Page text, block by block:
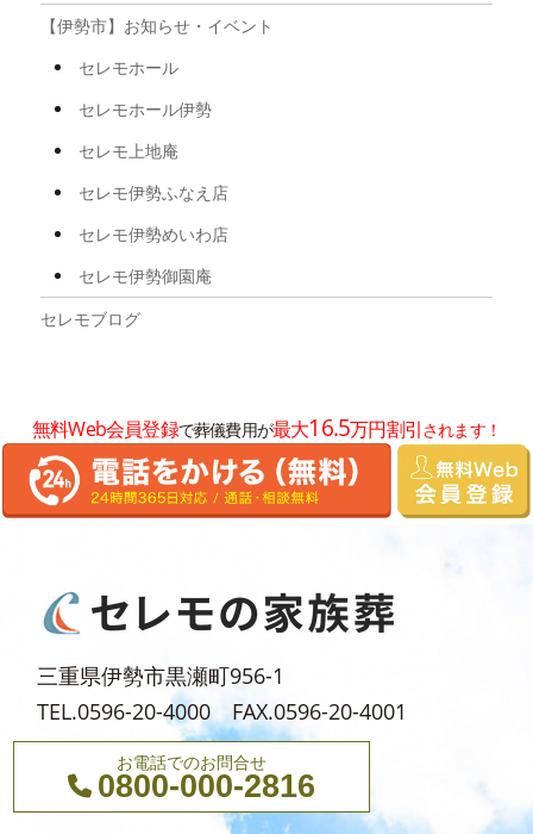
2025年7月
2025年3月
2025年2月
2025年1月
2024年12月
2024年8月
2024年7月
2024年6月
2024年4月
2024年1月
2023年12月
【伊勢市】お知らせ・イベント
セレモホール
セレモホール伊勢
セレモ上地庵
セレモ伊勢ふなえ店
セレモ伊勢めいわ店
セレモ伊勢御園庵
セレモブログ
無料Web会員登録で葬儀費用が最大16.5万円割引されます！
三重県伊勢市黒瀬町956-1
TEL.0596-20-4000 FAX.0596-20-4001
お電話でのお問合せ
0800-000-2816